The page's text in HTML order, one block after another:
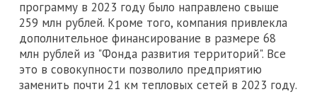
программу в 2023 году было направлено свыше
259 млн рублей. Кроме того, компания привлекла
дополнительное финансирование в размере 68
млн рублей из "Фонда развития территорий". Все
это в совокупности позволило предприятию
заменить почти 21 км тепловых сетей в 2023 году.